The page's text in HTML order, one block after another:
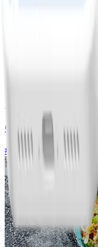
Chili con carne
#